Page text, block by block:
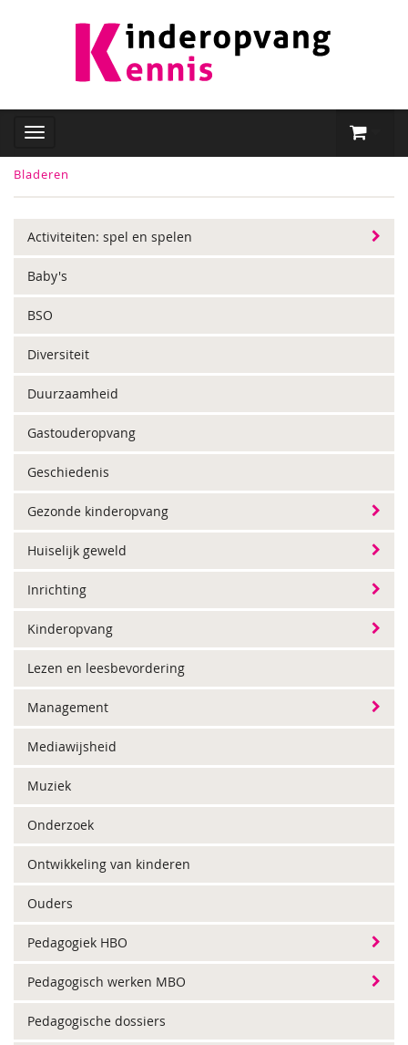
Bladeren
Activiteiten: spel en spelen
Baby's
BSO
Diversiteit
Duurzaamheid
Gastouderopvang
Geschiedenis
Gezonde kinderopvang
Huiselijk geweld
Inrichting
Kinderopvang
Lezen en leesbevordering
Management
Mediawijsheid
Muziek
Onderzoek
Ontwikkeling van kinderen
Ouders
Pedagogiek HBO
Pedagogisch werken MBO
Pedagogische dossiers